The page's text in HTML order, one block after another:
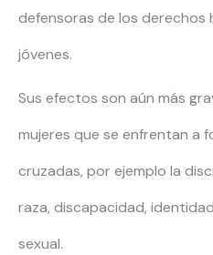
defensoras de los derechos
jóvenes.
Sus efectos son aún más
mujeres que se enfrentan a
cruzadas, por ejemplo la
raza, discapacidad,
sexual.